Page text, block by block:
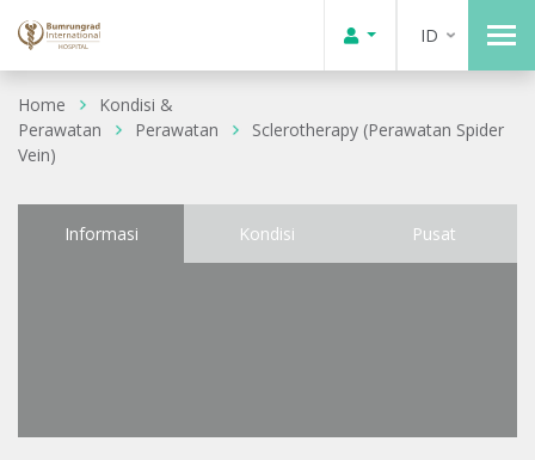
ID
Home
Kondisi &
Perawatan
Perawatan
Sclerotherapy (Perawatan Spider
Vein)
Informasi Kondisi Pusat